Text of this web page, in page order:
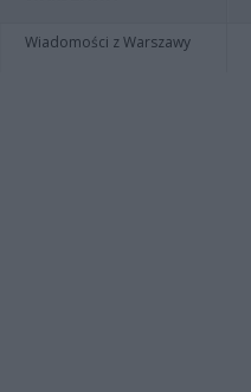
Wiadomości z Warszawy